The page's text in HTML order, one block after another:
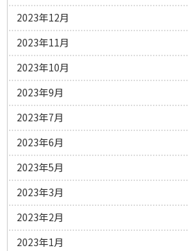
2023年12月
2023年11月
2023年10月
2023年9月
2023年7月
2023年6月
2023年5月
2023年3月
2023年2月
2023年1月